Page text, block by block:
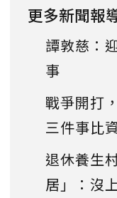
更多新聞報
譚敦慈：
事
戰爭開打
三件事比
退休養生
居」：沒